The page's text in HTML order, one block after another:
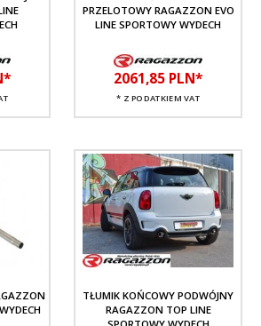
PRZELOTOWY RAGAZZON EVO
LINE SPORTOWY WYDECH
2061,85 PLN*
* Z PODATKIEM VAT
TŁUMIK KOŃCOWY PODWÓJNY
RAGAZZON TOP LINE